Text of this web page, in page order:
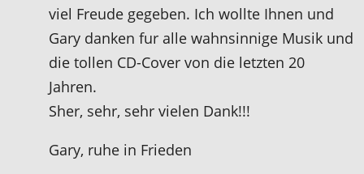
viel Freude gegeben. Ich wollte Ihnen und
Gary danken fur alle wahnsinnige Musik und
die tollen CD-Cover von die letzten 20
Jahren.
Sher, sehr, sehr vielen Dank!!!
Gary, ruhe in Frieden